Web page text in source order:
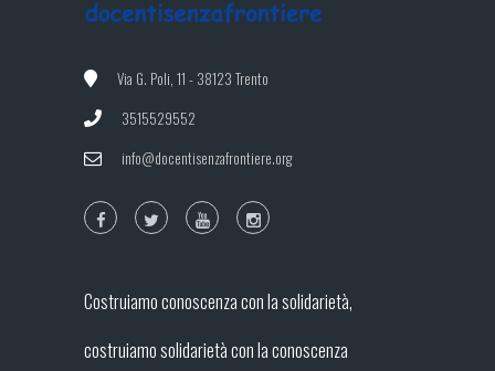
Via G. Poli, 11 - 38123 Trento
3515529552
info@docentisenzafrontiere.org
Costruiamo conoscenza con la solidarietà,
costruiamo solidarietà con la conoscenza